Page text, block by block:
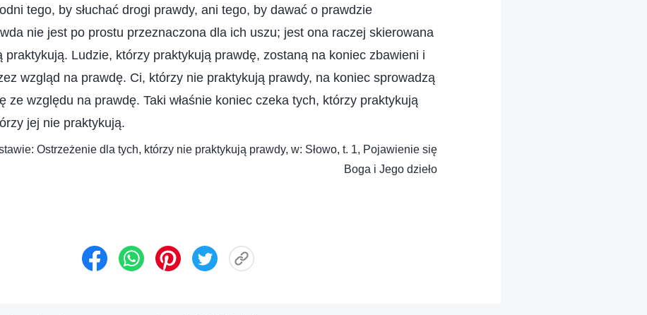
tego, by słuchać drogi prawdy, ani tego, by dawać o prawdzie
nie jest po prostu przeznaczona dla ich uszu; jest ona raczej skierowana
praktykują. Ludzie, którzy praktykują prawdę, zostaną na koniec zbawieni i
wzgląd na prawdę. Ci, którzy nie praktykują prawdy, na koniec sprowadzą
ze względu na prawdę. Taki właśnie koniec czeka tych, którzy praktykują
jej nie praktykują.
Ostrzeżenie dla tych, którzy nie praktykują prawdy, w: Słowo, t. 1, Pojawienie się
Boga i Jego dzieło